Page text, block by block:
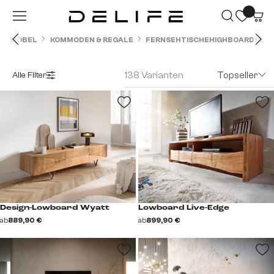
Zum Hauptinhalt springen
MÖBEL KOMMODEN & REGALE FERNSEHTISCHEHIGHBOARDS
Alle Filter 138 Varianten Topseller
Design-Lowboard Wyatt
ab889,90 €
Lowboard Live-Edge
ab899,90 €